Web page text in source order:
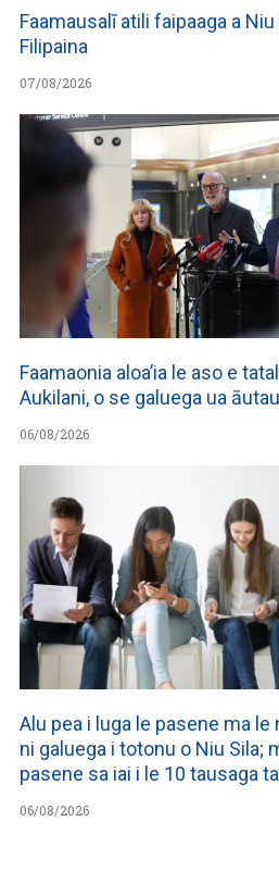
Faamausalī atili faipaaga a
Filipaina
07/08/2026
Faamaonia aloa’ia le aso e
Aukilani, o se galuega ua
06/08/2026
Alu pea i luga le pasene ma le
ni galuega i totonu o Niu Sila;
pasene sa iai i le 10 tausaga
06/08/2026